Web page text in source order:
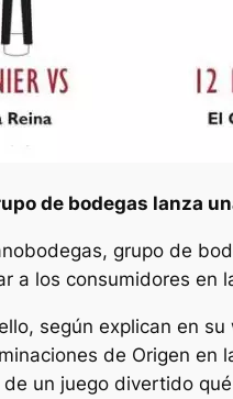
de bodegas lanza
grupo de
a los consumidores en
según explican en
de Origen en
un juego divertido